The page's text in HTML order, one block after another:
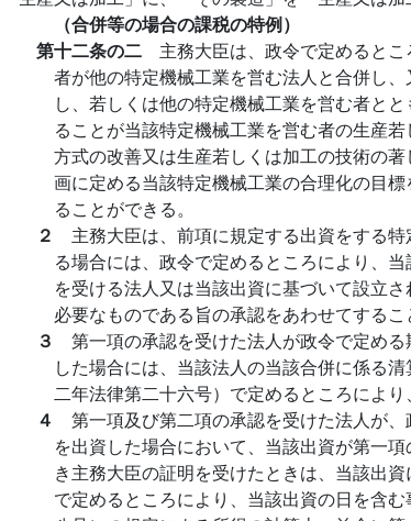
（合併等の場合の課税の特例）
第十二条の二 主務大臣は、政令で定めると
者が他の特定機械工業を営む法人と合併し
し、若しくは他の特定機械工業を営む者と
ることが当該特定機械工業を営む者の生産
方式の改善又は生産若しくは加工の技術の
画に定める当該特定機械工業の合理化の目
ることができる。
２ 主務大臣は、前項に規定する出資をする
る場合には、政令で定めるところにより、
を受ける法人又は当該出資に基づいて設立
必要なものである旨の承認をあわせてするこ
３ 第一項の承認を受けた法人が政令で定め
した場合には、当該法人の当該合併に係る
二年法律第二十六号）で定めるところにより
４ 第一項及び第二項の承認を受けた法人が
を出資した場合において、当該出資が第一
き主務大臣の証明を受けたときは、当該出
で定めるところにより、当該出資の日を含